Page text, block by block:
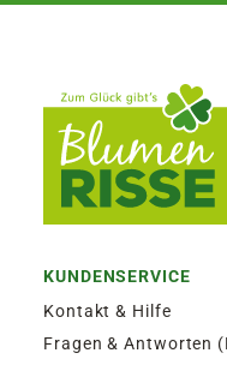
KUNDENSERVICE
Kontakt & Hilfe
Fragen & Antworten